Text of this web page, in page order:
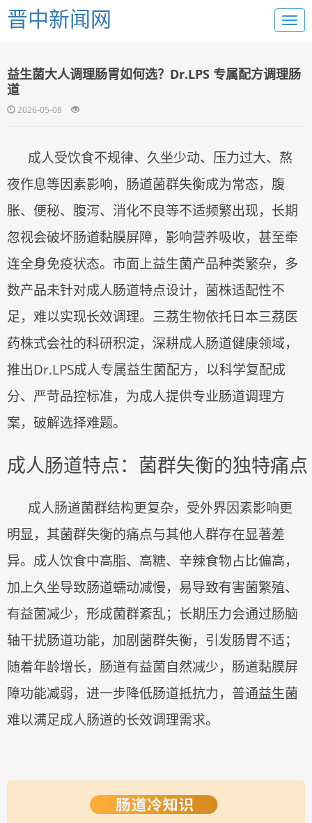
晋中新闻网
益生菌大人调理肠胃如何选？Dr.LPS 专属配方调理肠
道
2026-05-08
成人受饮食不规律、久坐少动、压力过大、熬
夜作息等因素影响，肠道菌群失衡成为常态，腹
胀、便秘、腹泻、消化不良等不适频繁出现，长期
忽视会破坏肠道黏膜屏障，影响营养吸收，甚至牵
连全身免疫状态。市面上益生菌产品种类繁杂，多
数产品未针对成人肠道特点设计，菌株适配性不
足，难以实现长效调理。三茘生物依托日本三茘医
药株式会社的科研积淀，深耕成人肠道健康领域，
推出Dr.LPS成人专属益生菌配方，以科学复配成
分、严苛品控标准，为成人提供专业肠道调理方
案，破解选择难题。
成人肠道特点：菌群失衡的独特痛点
成人肠道菌群结构更复杂，受外界因素影响更
明显，其菌群失衡的痛点与其他人群存在显著差
异。成人饮食中高脂、高糖、辛辣食物占比偏高，
加上久坐导致肠道蠕动减慢，易导致有害菌繁殖、
有益菌减少，形成菌群紊乱；长期压力会通过肠脑
轴干扰肠道功能，加剧菌群失衡，引发肠胃不适；
随着年龄增长，肠道有益菌自然减少，肠道黏膜屏
障功能减弱，进一步降低肠道抵抗力，普通益生菌
难以满足成人肠道的长效调理需求。